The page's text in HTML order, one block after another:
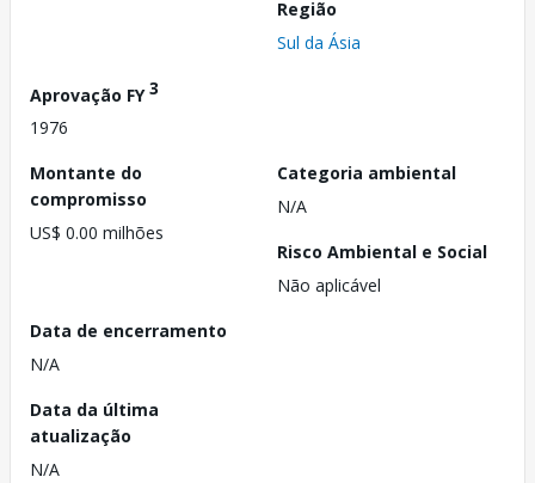
Região
Sul da Ásia
Aprovação FY3
1976
Montante do
compromisso
US$ 0.00 milhões
Categoria ambiental
N/A
Risco Ambiental e Social
Não aplicável
Data de encerramento
N/A
Data da última
atualização
N/A